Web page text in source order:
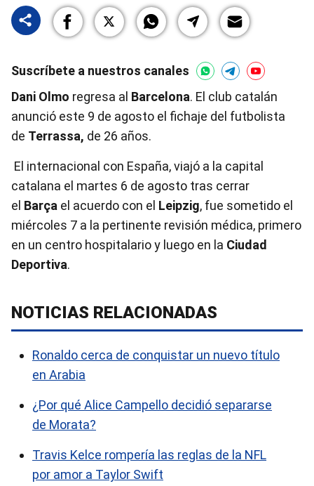
Suscríbete a nuestros canales
Dani Olmo regresa al Barcelona. El club catalán
anunció este 9 de agosto el fichaje del futbolista
de Terrassa, de 26 años.
El internacional con España, viajó a la capital
catalana el martes 6 de agosto tras cerrar
el Barça el acuerdo con el Leipzig, fue sometido el
miércoles 7 a la pertinente revisión médica, primero
en un centro hospitalario y luego en la Ciudad
Deportiva.
NOTICIAS RELACIONADAS
Ronaldo cerca de conquistar un nuevo título
en Arabia
¿Por qué Alice Campello decidió separarse
de Morata?
Travis Kelce rompería las reglas de la NFL
por amor a Taylor Swift